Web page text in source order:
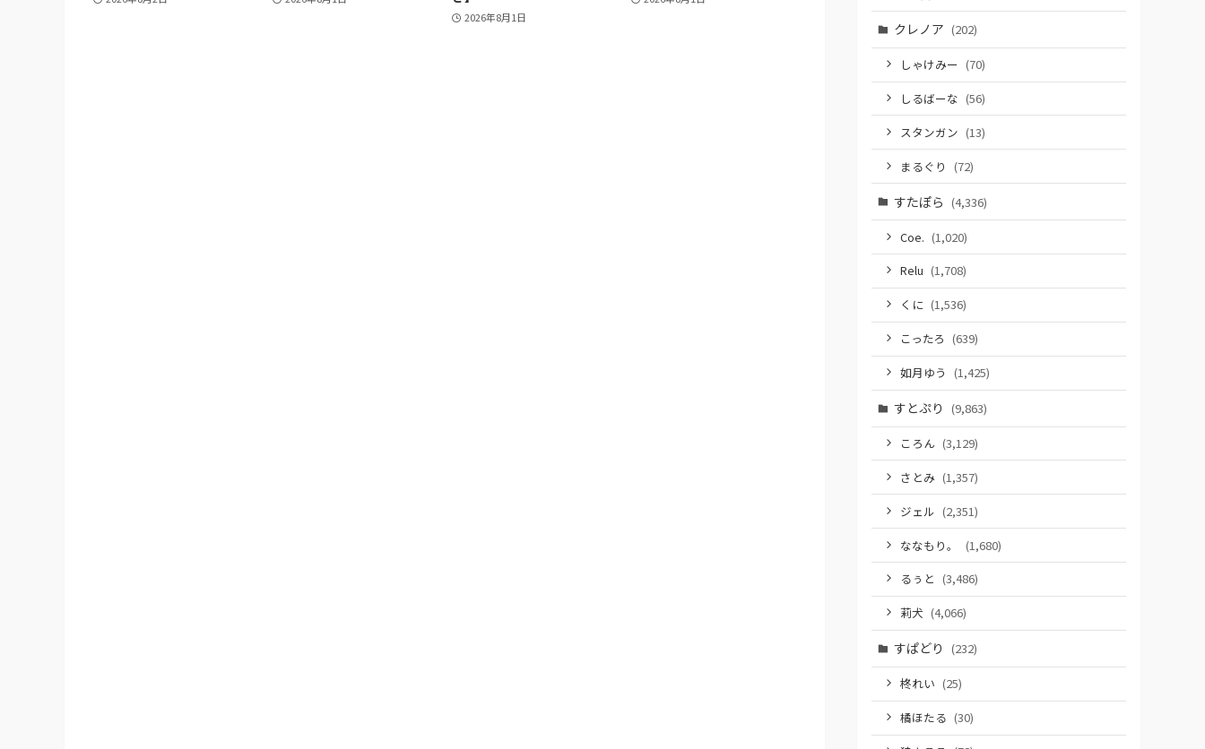
2026年8月1日
クレノア (202)
しゃけみー (70)
しるばーな (56)
スタンガン (13)
まるぐり (72)
すたぽら (4,336)
Coe. (1,020)
Relu (1,708)
くに (1,536)
こったろ (639)
如月ゆう (1,425)
すとぷり (9,863)
ころん (3,129)
さとみ (1,357)
ジェル (2,351)
ななもり。
(1,680)
るぅと (3,486)
莉犬 (4,066)
すぱどり (232)
柊れい (25)
橘ほたる (30)